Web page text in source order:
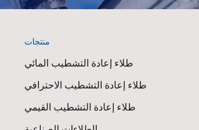
منتجات
طلاء إعادة التشطيب المائي
طلاء إعادة التشطيب الاحترافي
طلاء إعادة التشطيب القيمي